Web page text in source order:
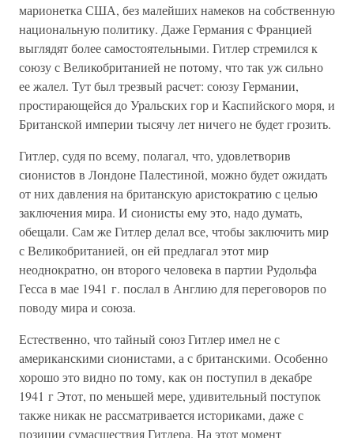
марионетка США, без малейших намеков на собственную
национальную политику. Даже Германия с Францией
выглядят более самостоятельными. Гитлер стремился к
союзу с Великобританией не потому, что так уж сильно
ее жалел. Тут был трезвый расчет: союзу Германии,
простирающейся до Уральских гор и Каспийского моря, и
Британской империи тысячу лет ничего не будет грозить.
Гитлер, судя по всему, полагал, что, удовлетворив
сионистов в Лондоне Палестиной, можно будет ожидать
от них давления на британскую аристократию с целью
заключения мира. И сионисты ему это, надо думать,
обещали. Сам же Гитлер делал все, чтобы заключить мир
с Великобританией, он ей предлагал этот мир
неоднократно, он второго человека в партии Рудольфа
Гесса в мае 1941 г. послал в Англию для переговоров по
поводу мира и союза.
Естественно, что тайный союз Гитлер имел не с
американскими сионистами, а с британскими. Особенно
хорошо это видно по тому, как он поступил в декабре
1941 г Этот, по меньшей мере, удивительный поступок
также никак не рассматривается историками, даже с
позиции сумасшествия Гитлера. На этот момент